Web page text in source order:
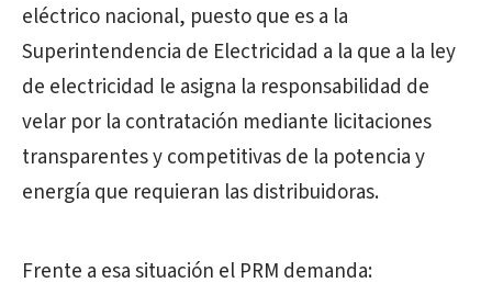
eléctrico nacional, puesto que es a la
Superintendencia de Electricidad a la que a la ley
de electricidad le asigna la responsabilidad de
velar por la contratación mediante licitaciones
transparentes y competitivas de la potencia y
energía que requieran las distribuidoras.
Frente a esa situación el PRM demanda: